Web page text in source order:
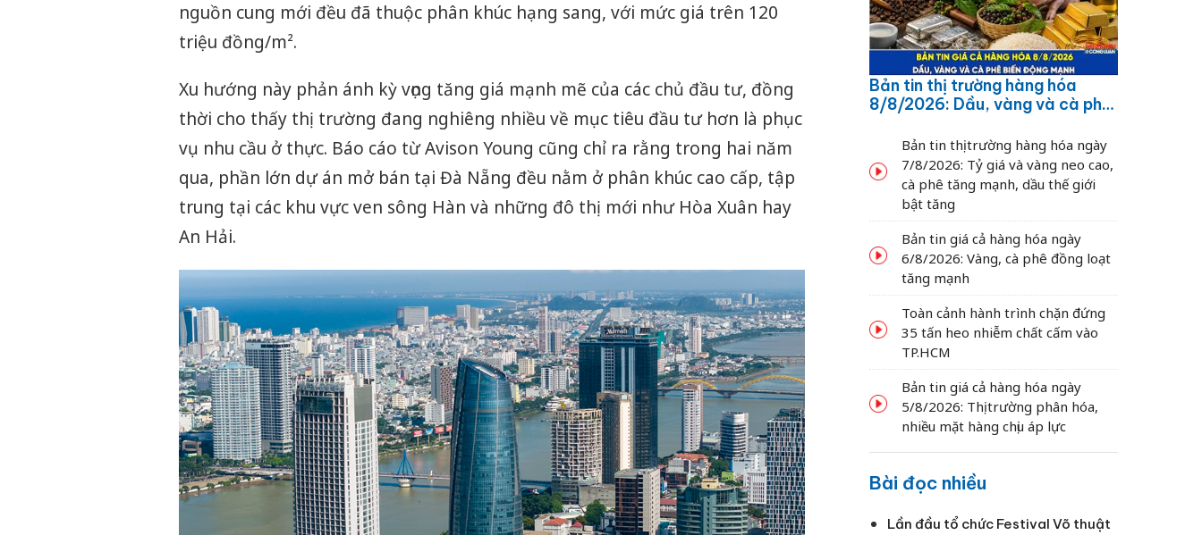
nguồn cung mới đều đã thuộc phân khúc hạng sang, với mức giá trên 120
triệu đồng/m².
Xu hướng này phản ánh kỳ vọng tăng giá mạnh mẽ của các chủ đầu tư, đồng
thời cho thấy thị trường đang nghiêng nhiều về mục tiêu đầu tư hơn là phục
vụ nhu cầu ở thực. Báo cáo từ Avison Young cũng chỉ ra rằng trong hai năm
qua, phần lớn dự án mở bán tại Đà Nẵng đều nằm ở phân khúc cao cấp, tập
trung tại các khu vực ven sông Hàn và những đô thị mới như Hòa Xuân hay
An Hải.
Bản tin thị trường hàng hóa
8/8/2026: Dầu, vàng và cà phê
Bản tin thị trường hàng hóa ngày
7/8/2026: Tỷ giá và vàng neo cao,
cà phê tăng mạnh, dầu thế giới
bật tăng
Bản tin giá cả hàng hóa ngày
6/8/2026: Vàng, cà phê đồng loạt
tăng mạnh
Toàn cảnh hành trình chặn đứng
35 tấn heo nhiễm chất cấm vào
TP.HCM
Bản tin giá cả hàng hóa ngày
5/8/2026: Thị trường phân hóa,
nhiều mặt hàng chịu áp lực
Bài đọc nhiều
Lần đầu tổ chức Festival Võ thuật